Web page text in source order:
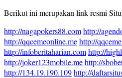
Berikut ini merupakan link resmi
http://nagapokers88.comhttp://
http://qqcemeonline.mehttp://
http://infoberitaharian.comhttp://
http://joker123mobile.mehttp://
http://134.19.190.109http://